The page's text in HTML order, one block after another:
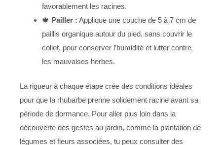
favorablement les racines.
🍁 Pailler : Applique une couche de 5 à 7 cm de
paillis organique autour du pied, sans couvrir le
collet, pour conserver l’humidité et lutter contre
les mauvaises herbes.
La rigueur à chaque étape crée des conditions idéales
pour que la rhubarbe prenne solidement racine avant sa
période de dormance. Pour aller plus loin dans la
découverte des gestes au jardin, comme la plantation de
légumes et fleurs associées, tu peux consulter des